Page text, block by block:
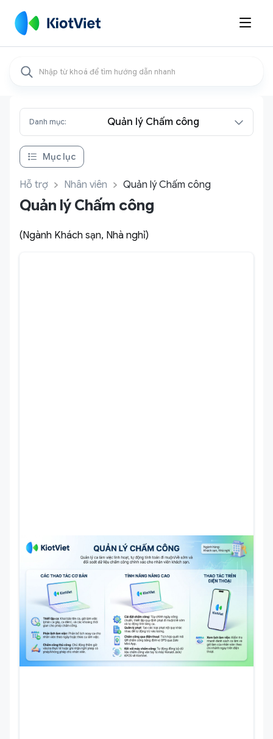

Danh mục: Quản lý Chấm công
Mục lục
Hỗ trợ Nhân viên Quản lý Chấm công
Quản lý Chấm công
(Ngành Khách sạn, Nhà nghỉ)